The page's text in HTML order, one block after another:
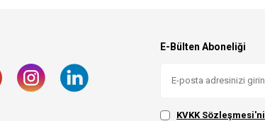
E-Bülten Aboneliği
KVKK Sözleşmesi'ni